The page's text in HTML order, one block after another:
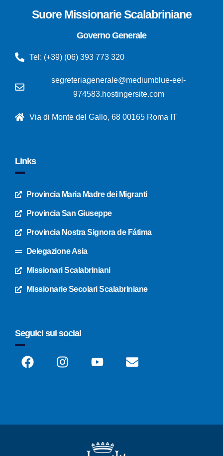
Suore Missionarie Scalabriniane
Governo Generale
Tel: (+39) (06) 393 773 320
segreteriagenerale@mediumblue-eel-
974583.hostingersite.com
Via di Monte del Gallo, 68 00165 Roma IT
Links
Provincia Maria Madre dei Migranti
Provincia San Giuseppe
Provincia Nostra Signora de Fátima
Delegazione Asia
Missionari Scalabriniani
Missionarie Secolari Scalabriniane
Seguici sui social